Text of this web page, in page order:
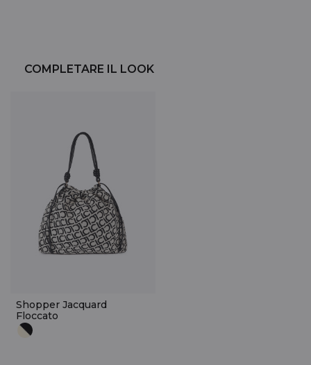
COMPLETARE IL LOOK
Shopper Jacquard
Floccato